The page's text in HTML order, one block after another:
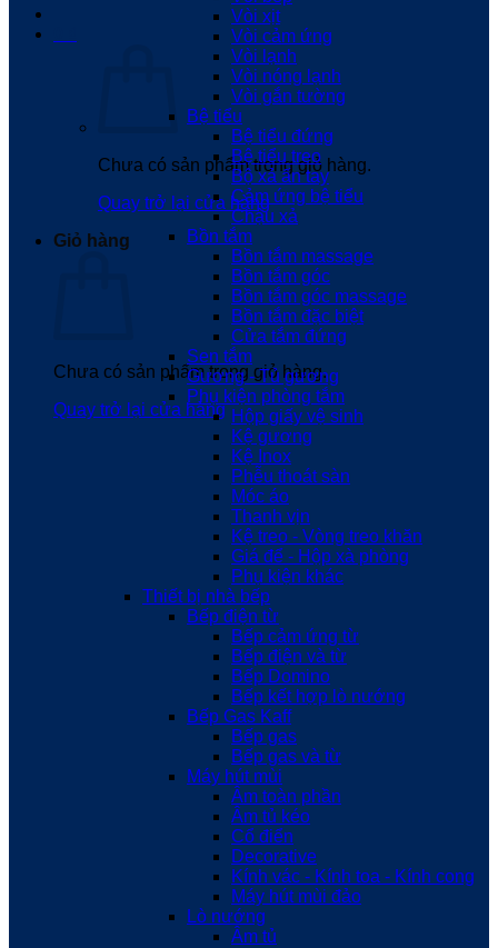
Chưa có sản phẩm trong giỏ hàng.
Quay trở lại cửa hàng
Giỏ hàng
Chưa có sản phẩm trong giỏ hàng.
Quay trở lại cửa hàng
Vòi xịt
Vòi cảm ứng
Vòi lạnh
Vòi nóng lạnh
Vòi gắn tường
Bệ tiểu
Bệ tiểu đứng
Bệ tiểu treo
Bộ xả ấn tay
Cảm ứng bệ tiểu
Chậu xả
Bồn tắm
Bồn tắm massage
Bồn tắm góc
Bồn tắm góc massage
Bồn tắm đặc biệt
Cửa tắm đứng
Sen tắm
Gương - Tủ gương
Phụ kiện phòng tắm
Hộp giấy vệ sinh
Kệ gương
Kệ Inox
Phễu thoát sàn
Móc áo
Thanh vịn
Kệ treo - Vòng treo khăn
Giá để - Hộp xà phòng
Phụ kiện khác
Thiết bị nhà bếp
Bếp điện từ
Bếp cảm ứng từ
Bếp điện và từ
Bếp Domino
Bếp kết hợp lò nướng
Bếp Gas Kaff
Bếp gas
Bếp gas và từ
Máy hút mùi
Âm toàn phần
Âm tủ kéo
Cổ điển
Decorative
Kính vác - Kính toa - Kính cong
Máy hút mùi đảo
Lò nướng
Âm tủ